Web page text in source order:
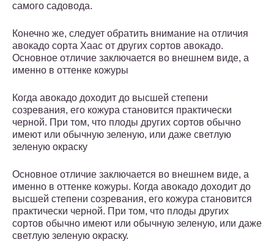
самого садовода.
Конечно же, следует обратить внимание на отличия
авокадо сорта Хаас от других сортов авокадо.
Основное отличие заключается во внешнем виде, а
именно в оттенке кожуры
Когда авокадо доходит до высшей степени
созревания, его кожура становится практически
черной. При том, что плоды других сортов обычно
имеют или обычную зеленую, или даже светлую
зеленую окраску
Основное отличие заключается во внешнем виде, а
именно в оттенке кожуры. Когда авокадо доходит до
высшей степени созревания, его кожура становится
практически черной. При том, что плоды других
сортов обычно имеют или обычную зеленую, или даже
светлую зеленую окраску.